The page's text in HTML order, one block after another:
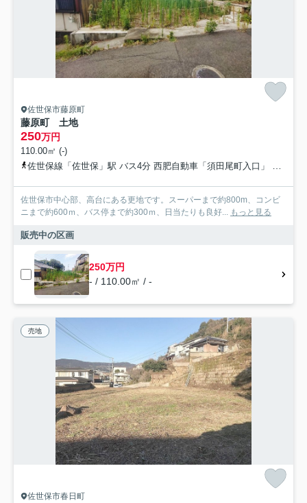
佐世保市藤原町
藤原町 土地
250万円
110.00㎡ (-)
佐世保線「佐世保」駅 バス4分 西肥自動車「須田尾町入口」 停歩6分
佐世保市中心部、高台にある更地です。スーパーまで約800m、コンビ
ニまで約600ｍ、バス停まで約300ｍ、日当たりも良好... もっと見る
販売中の区画
250万円
- / 110.00㎡ / -
売地
佐世保市春日町